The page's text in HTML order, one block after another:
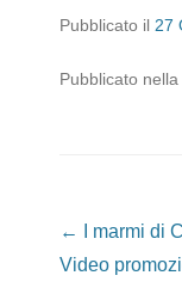
Pubblicato il 27
Pubblicato nella
Navigazione
←
I marmi di
Video